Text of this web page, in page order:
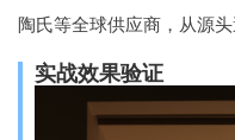
陶氏等全球供应商，从源头
实战效果验证